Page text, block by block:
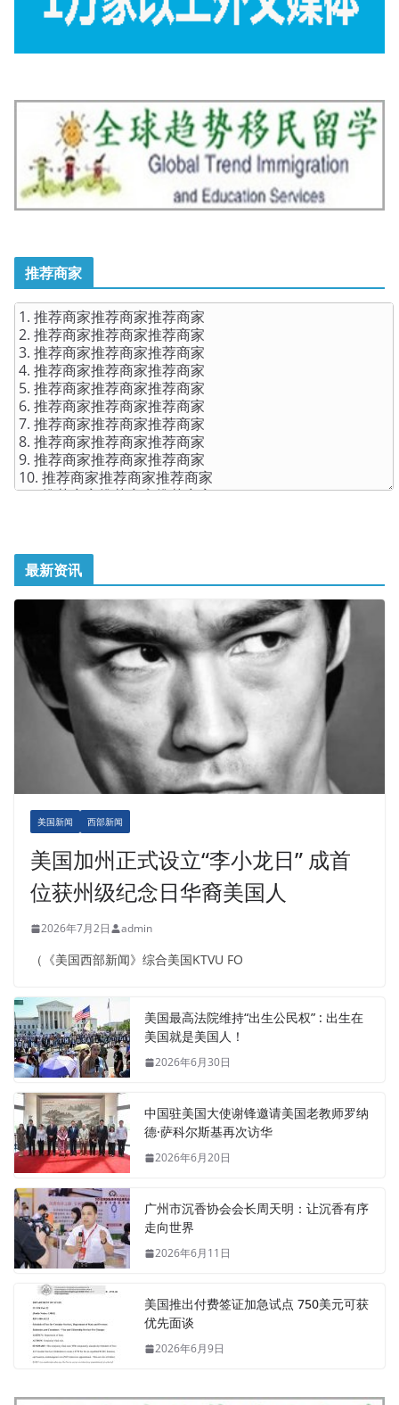
推荐商家
最新资讯
美国新闻 西部新闻
美国加州正式设立“李小龙日” 成首
位获州级纪念日华裔美国人
2026年7月2日 admin
（《美国西部新闻》综合美国KTVU FO
美国最高法院维持“出生公民权” : 出生在
美国就是美国人！
2026年6月30日
中国驻美国大使谢锋邀请美国老教师罗纳
德·萨科尔斯基再次访华
2026年6月20日
广州市沉香协会会长周天明：让沉香有序
走向世界
2026年6月11日
美国推出付费签证加急试点 750美元可获
优先面谈
2026年6月9日